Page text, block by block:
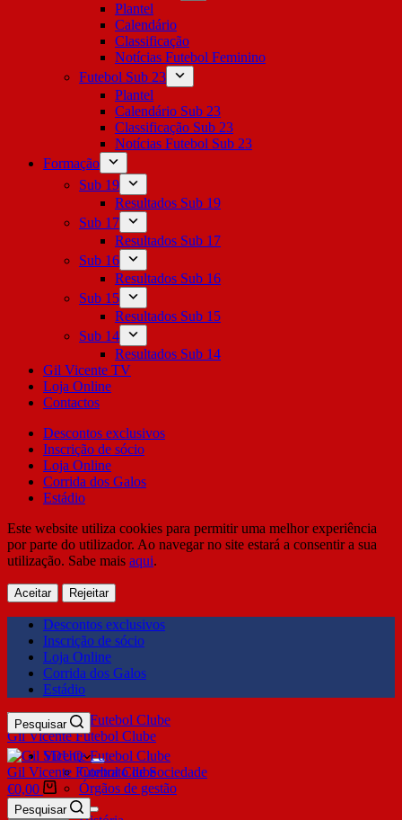
Plantel
Calendário
Classificação
Notícias Futebol Feminino
Futebol Sub 23
Plantel
Calendário Sub 23
Classificação Sub 23
Notícias Futebol Sub 23
Formação
Sub 19
Resultados Sub 19
Sub 17
Resultados Sub 17
Sub 16
Resultados Sub 16
Sub 15
Resultados Sub 15
Sub 14
Resultados Sub 14
Gil Vicente TV
Loja Online
Contactos
Descontos exclusivos
Inscrição de sócio
Loja Online
Corrida dos Galos
Estádio
Este website utiliza cookies para permitir uma melhor experiência
por parte do utilizador. Ao navegar no site estará a consentir a sua
utilização. Sabe mais aqui.
Aceitar Rejeitar
Descontos exclusivos
Inscrição de sócio
Loja Online
Corrida dos Galos
Estádio
Gil Vicente Futebol Clube
Pesquisar
SDUQ
Contrato de Sociedade
Órgãos de gestão
Clube
Gil Vicente Futebol Clube
€0,00
Pesquisar